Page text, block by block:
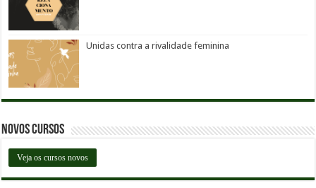
Unidas contra a rivalidade feminina
Novos Cursos
Veja os cursos novos